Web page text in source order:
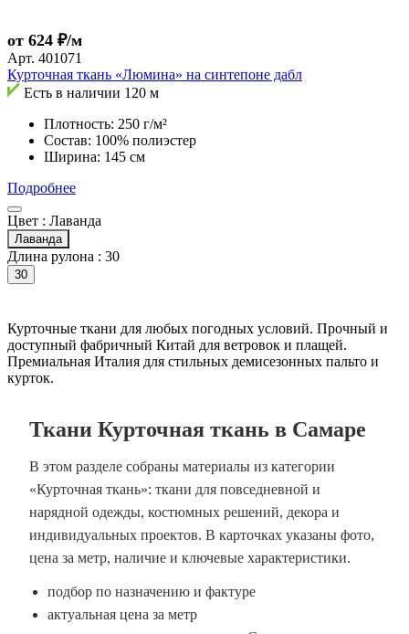
от 624 ₽/м
Арт. 401071
Курточная ткань «Люмина» на синтепоне дабл
Есть в наличии 120 м
Плотность: 250 г/м²
Состав: 100% полиэстер
Ширина: 145 см
Подробнее
Цвет : Лаванда
Лаванда
Длина рулона : 30
30
Курточные ткани для любых погодных условий. Прочный и
доступный фабричный Китай для ветровок и плащей.
Премиальная Италия для стильных демисезонных пальто и
курток.
Ткани Курточная ткань в Самаре
В этом разделе собраны материалы из категории
«Курточная ткань»: ткани для повседневной и
нарядной одежды, костюмных решений, декора и
индивидуальных проектов. В карточках указаны фото,
цена за метр, наличие и ключевые характеристики.
подбор по назначению и фактуре
актуальная цена за метр